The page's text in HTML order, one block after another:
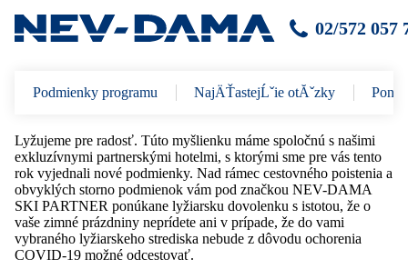
02/572 057
Podmienky programu NajÄŤastejĹˇie otĂˇzky
Lyžujeme pre radosť. Túto myšlienku máme spoločnú s našimi
exkluzívnymi partnerskými hotelmi, s ktorými sme pre vás tento
rok vyjednali nové podmienky. Nad rámec cestovného poistenia a
obvyklých storno podmienok vám pod značkou NEV-DAMA
SKI PARTNER ponúkane lyžiarsku dovolenku s istotou, že o
vaše zimné prázdniny neprídete ani v prípade, že do vami
vybraného lyžiarskeho strediska nebude z dôvodu ochorenia
COVID-19 možné odcestovať.